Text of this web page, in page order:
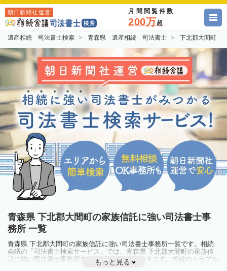
朝日新聞社運営 月間閲覧件数
200万超
遺産相続 司法書士検索 青森県 遺産相続 司法書士 下北郡大間町
青森県 下北郡大間町の家族信託に強い司法書士事
務所 一覧
青森県 下北郡大間町の家族信託に強い司法書士事務所一覧です。相続
会議の「司法書士検索サービス」では、青森県 下北郡大間町の家族信
託に強い司法書士事務所を一覧で見ることが出来ます。相続のトラブル
やお悩みを抱えている方は一度近隣の司法書士に相談してみましょう。
もっと見る